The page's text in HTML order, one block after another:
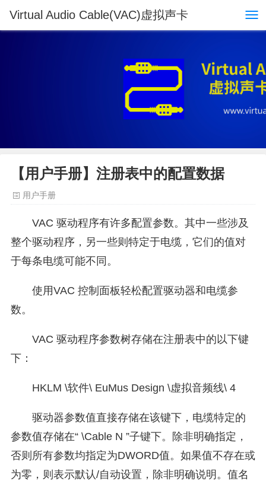
Virtual Audio Cable(VAC)虚拟声卡
【用户手册】注册表中的配置数据
用户手册
VAC 驱动程序有许多配置参数。其中一些涉及
整个驱动程序，另一些则特定于电缆，它们的值对
于每条电缆可能不同。
使用VAC 控制面板轻松配置驱动器和电缆参
数。
VAC 驱动程序参数树存储在注册表中的以下键
下：
HKLM \软件\ EuMus Design \虚拟音频线\ 4
驱动器参数值直接存储在该键下，电缆特定的
参数值存储在“ \Cable N ”子键下。除非明确指定，
否则所有参数均指定为DWORD值。如果值不存在或
为零，则表示默认/自动设置，除非明确说明。值名